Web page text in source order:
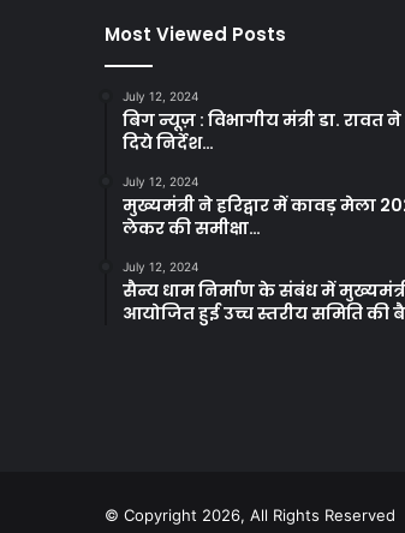
Most Viewed Posts
July 12, 2024
बिग न्यूज़ : विभागीय मंत्री डा. रावत
दिये निर्देश…
July 12, 2024
मुख्यमंत्री ने हरिद्वार में कावड़ मेला
लेकर की समीक्षा…
July 12, 2024
सैन्य धाम निर्माण के संबंध में
आयोजित हुई उच्च स्तरीय समिति की
© Copyright 2026, All Rights Reserved